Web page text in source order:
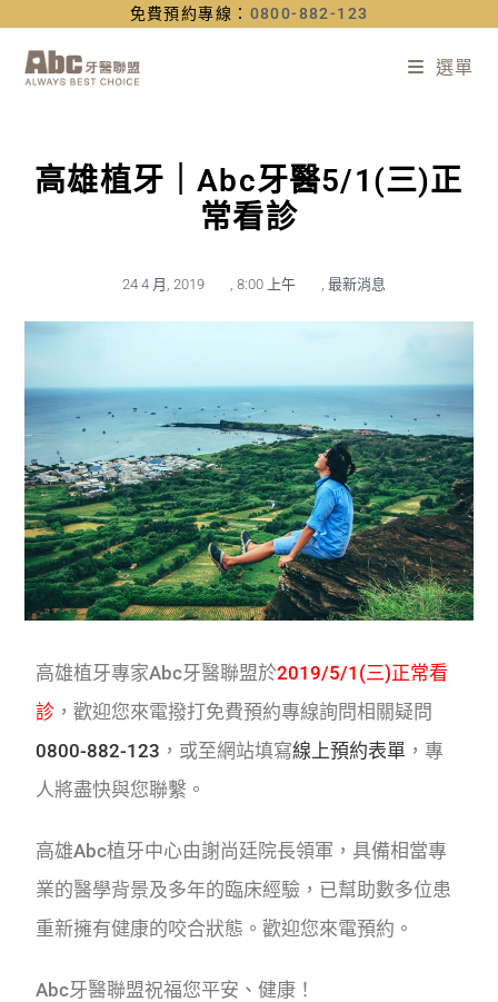
免費預約專線： 0800-882-123
選單
高雄植牙｜Abc牙醫5/1(三)正
常看診
24 4 月, 2019 , 8:00 上午 , 最新消息
高雄植牙專家Abc牙醫聯盟於2019/5/1(三)正常看
診 ，歡迎您來電撥打免費預約專線詢問相關疑問
0800-882-123 ，或至網站填寫線上預約表單 ，專
人將盡快與您聯繫。
高雄Abc植牙中心由謝尚廷院長領軍，具備相當專
業的醫學背景及多年的臨床經驗，已幫助數多位患
重新擁有健康的咬合狀態。歡迎您來電預約。
Abc牙醫聯盟祝福您平安、健康！